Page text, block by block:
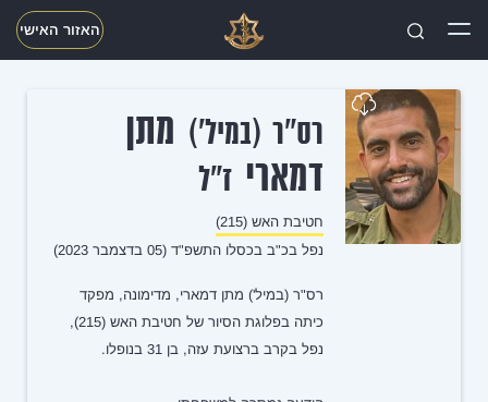
חפשו האזור האישי
רס"ר (במיל') מתן
דמארי ז"ל
חטיבת האש (215)
נפל בכ"ב בכסלו התשפ"ד (05 בדצמבר 2023)
רס"ר (במיל') מתן דמארי, מדימונה, מפקד
כיתה בפלוגת הסיור של חטיבת האש (215),
נפל בקרב ברצועת עזה, בן 31 בנופלו.